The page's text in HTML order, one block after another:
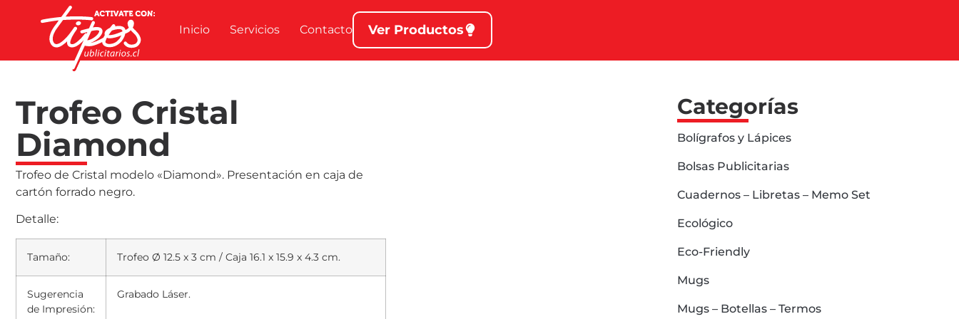
Inicio Servicios Contacto Ver Productos
Trofeo Cristal
Diamond
Trofeo de Cristal modelo «Diamond». Presentación en caja de
cartón forrado negro.
Detalle:
Tamaño: Trofeo Ø 12.5 x 3 cm / Caja 16.1 x 15.9 x 4.3 cm.
Sugerencia
de Impresión:
Grabado Láser.
Categorías
Bolígrafos y Lápices
Bolsas Publicitarias
Cuadernos – Libretas – Memo Set
Ecológico
Eco-Friendly
Mugs
Mugs – Botellas – Termos